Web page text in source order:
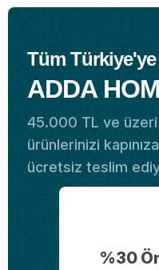
Tüm
ADDA
45.000 TL ve üzeri
ürünlerinizi
ücretsiz teslim
%30